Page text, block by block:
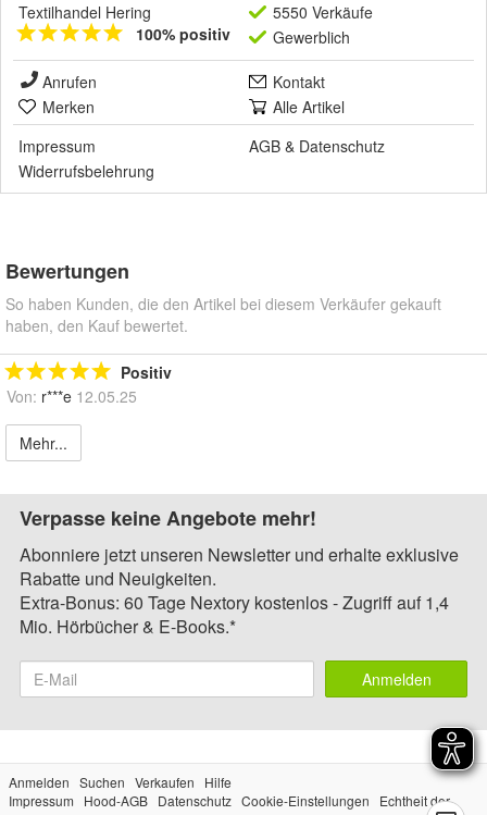
Textilhandel Hering
100% positiv
5550 Verkäufe
Gewerblich
Anrufen
Kontakt
Merken
Alle Artikel
Impressum
AGB & Datenschutz
Widerrufsbelehrung
Bewertungen
So haben Kunden, die den Artikel bei diesem Verkäufer gekauft
haben, den Kauf bewertet.
Positiv
Von: r***e 12.05.25
Mehr...
Verpasse keine Angebote mehr!
Abonniere jetzt unseren Newsletter und erhalte exklusive
Rabatte und Neuigkeiten.
Extra-Bonus: 60 Tage Nextory kostenlos - Zugriff auf 1,4
Mio. Hörbücher & E-Books.*
Anmelden
Anmelden Suchen Verkaufen
Hilfe
Impressum
Hood-AGB Datenschutz Cookie-Einstellungen
Echtheit der